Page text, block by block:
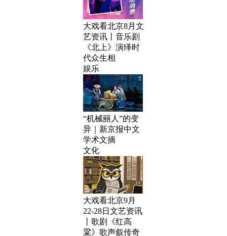
大戏看北京8月文
艺资讯丨音乐剧
《北上》演绎时
代众生相
娱乐
“机械丽人”的变
异｜新京报中文
学术文摘
文化
大戏看北京9月
22-28日文艺资讯
丨歌剧《红高
粱》歌声叙传奇